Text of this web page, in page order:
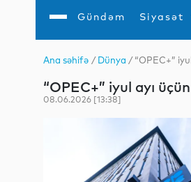
Gündəm Siyasət
Gündəm
İqtisadiyyat
MEDİA
Ana səhifə /Dünya / “OPEC+”
“OPEC+” iyul ayı
08.06.2026 [13:38]